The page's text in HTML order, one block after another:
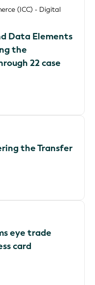
(ICC) - Digital
Data Elements
the
22 case
the Transfer
eye trade
card